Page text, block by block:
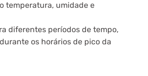
temperatura, umidade e
diferentes períodos de tempo,
os horários de pico da